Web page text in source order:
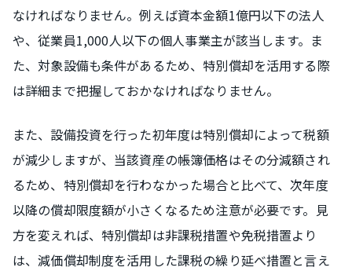
なければなりません。例えば資本金額1億円以下の法人
や、従業員1,000人以下の個人事業主が該当します。ま
た、対象設備も条件があるため、特別償却を活用する際
は詳細まで把握しておかなければなりません。
また、設備投資を行った初年度は特別償却によって税額
が減少しますが、当該資産の帳簿価格はその分減額され
るため、特別償却を行わなかった場合と比べて、次年度
以降の償却限度額が小さくなるため注意が必要です。見
方を変えれば、特別償却は非課税措置や免税措置より
は、減価償却制度を活用した課税の繰り延べ措置と言え